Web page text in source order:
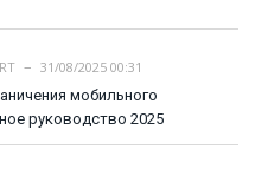
31/08/2025 00:31
мобильного
руководство 2025